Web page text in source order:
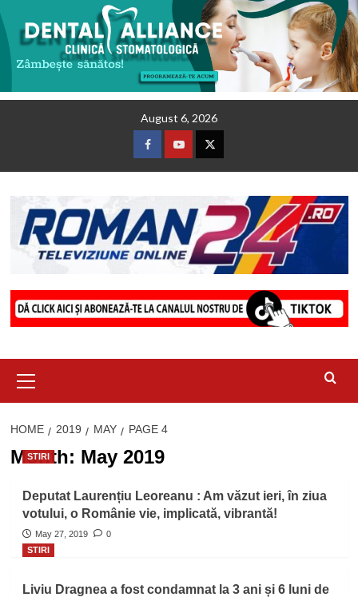
August 6, 2026
FacebookYoutubeTwitter
Menu
HOME 2019 MAY PAGE 4
Month: May 2019
STIRI
Deputat Laurențiu Leoreanu : Am văzut ieri, în ziua
votului, o Românie vie, implicată, vibrantă!
May 27, 2019
0
STIRI
Liviu Dragnea a fost condamnat la 3 ani și 6 luni de